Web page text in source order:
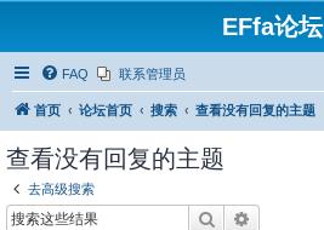
EFfa论坛
FAQ 联系管理员
首页 论坛首页 搜索 查看没有回复的主题
查看没有回复的主题
去高级搜索
搜索